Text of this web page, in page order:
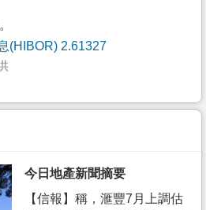
(HIBOR) 2.61327
今日地產新聞摘要
【信報】稱，滙豐7月上調估